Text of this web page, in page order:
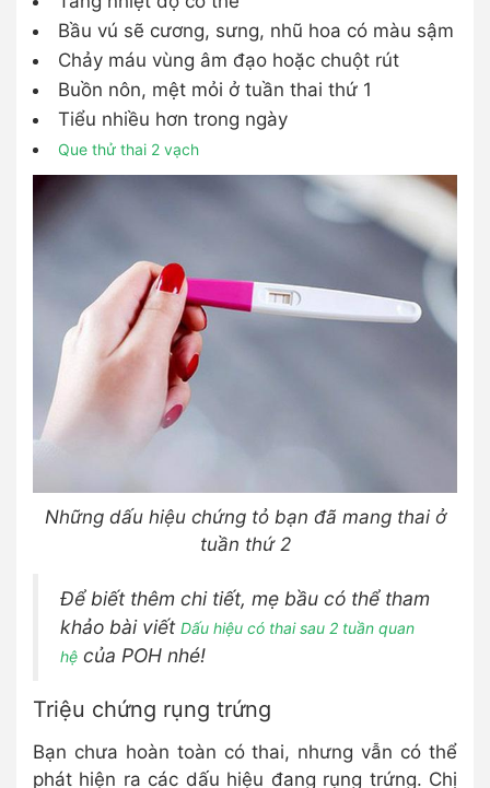
Bầu vú sẽ cương, sưng, nhũ hoa có màu sậm
Chảy máu vùng âm đạo hoặc chuột rút
Buồn nôn, mệt mỏi ở tuần thai thứ 1
Tiểu nhiều hơn trong ngày
Que thử thai 2 vạch
Những dấu hiệu chứng tỏ bạn đã mang thai ở
tuần thứ 2
Để biết thêm chi tiết, mẹ bầu có thể tham
khảo bài viết Dấu hiệu có thai sau 2 tuần quan
hệ của POH nhé!
Triệu chứng rụng trứng
Bạn chưa hoàn toàn có thai, nhưng vẫn có thể
phát hiện ra các dấu hiệu đang rụng trứng. Chị